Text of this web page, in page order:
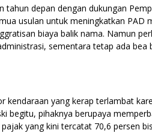
tahun depan dengan dukungan
usulan untuk meningkatkan PAD
biaya balik nama. Namun
sementara tetap ada bea
kendaraan yang kerap terlambat
begitu, pihaknya berupaya
yang kini tercatat 70,6 persen